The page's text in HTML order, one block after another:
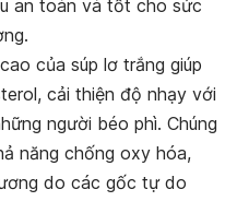
an toàn và tốt cho sức
của súp lơ trắng giúp
cải thiện độ nhạy với
người béo phì. Chúng
năng chống oxy hóa,
do các gốc tự do